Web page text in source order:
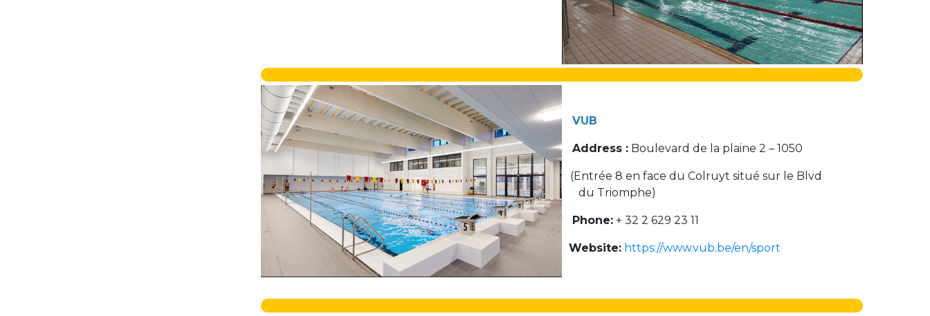
BE52 3101 4777 1809
Coordination & Direction
+32 (0)2 375 94 84
coordination@apeee-bxl1-services.be
Garderie Berkendael
periscolaire.berkendael@apeee-bxl1-services.be
VUB
Address : Boulevard de la plaine 2 – 1050
(Entrée 8 en face du Colruyt situé sur le Blvd
du Triomphe)
Phone: + 32 2 629 23 11
Website: https://www.vub.be/en/sport